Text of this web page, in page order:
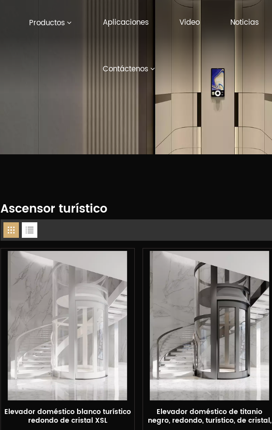
Productos Aplicaciones Video Noticias
Contáctenos
Ascensor turístico
Elevador doméstico blanco turístico
redondo de cristal XSL
Elevador doméstico de titanio
negro, redondo, turístico, de cristal,